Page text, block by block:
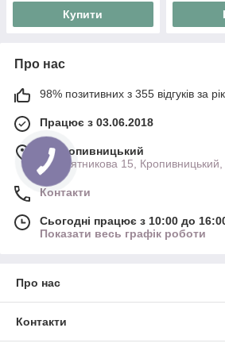
Купити
Про нас
98% позитивних з 355 відгуків за рік
Працює з 03.06.2018
м. Кропивницький
Куропятникова 15, Кропивницький,
Контакти
Сьогодні працює з 10:00 до
Показати весь графік роботи
Про нас
Контакти